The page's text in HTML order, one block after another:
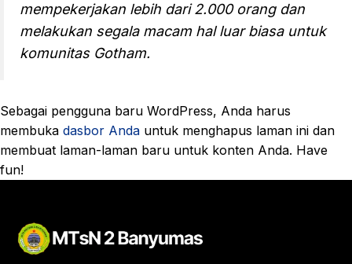
mempekerjakan lebih dari 2.000 orang dan
melakukan segala macam hal luar biasa untuk
komunitas Gotham.
Sebagai pengguna baru WordPress, Anda harus
membuka dasbor Anda untuk menghapus laman ini dan
membuat laman-laman baru untuk konten Anda. Have
fun!